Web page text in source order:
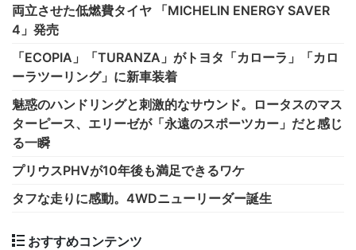
両立させた低燃費タイヤ 「MICHELIN ENERGY SAVER
4」発売
「ECOPIA」「TURANZA」がトヨタ「カローラ」「カロ
ーラツーリング」に新車装着
魅惑のハンドリングと刺激的なサウンド。ロータスのマス
ターピース、エリーゼが「永遠のスポーツカー」だと感じ
る一瞬
プリウスPHVが10年後も満足できるワケ
タフな走りに感動。4WDニューリーダー誕生
おすすめコンテンツ